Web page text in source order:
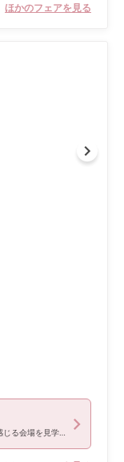
ほかのフェアを見る
【一日一組限定★無料試食付！】歴史を感じる会場を見学×無料試食×相談会